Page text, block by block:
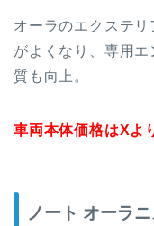
オーラのエクステリ
がよくなり、専用
質も向上。
車両本体価格はXよ
ノート オーラ